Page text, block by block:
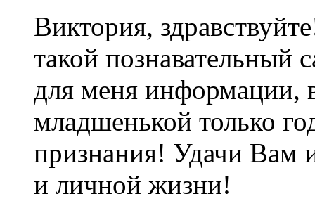
Виктория,
такой познавательный
для меня информации,
младшенькой только
признания! Удачи Вам
и личной жизни!